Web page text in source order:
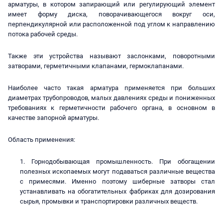
арматуры, в котором запирающий или регулирующий элемент
имеет форму диска, поворачивающегося вокруг оси,
перпендикулярной или расположенной под углом к направлению
потока рабочей среды.
Также эти устройства называют заслонками, поворотными
затворами, герметичными клапанами, гермоклапанами.
Наиболее часто такая арматура применяется при больших
диаметрах трубопроводов, малых давлениях среды и пониженных
требованиях к герметичности рабочего органа, в основном в
качестве запорной арматуры.
Область применения:
Горнодобывающая промышленность. При обогащении
полезных ископаемых могут подаваться различные вещества
с примесями. Именно поэтому шиберные затворы стал
устанавливать на обогатительных фабриках для дозирования
сырья, промывки и транспортировки различных веществ.